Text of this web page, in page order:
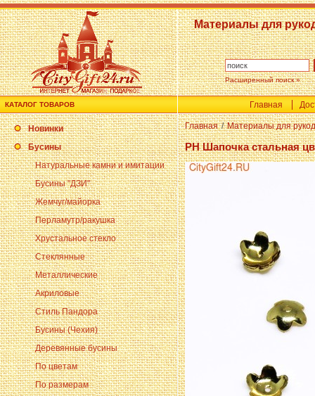
Материалы для
Расширенный поиск »
КАТАЛОГ ТОВАРОВ Главная
Новинки
Бусины
Натуральные камни и имитации
Бусины "ДЗИ"
Жемчуг/майорка
Перламутр/ракушка
Хрустальное стекло
Стеклянные
Металлические
Акриловые
Стиль Пандора
Бусины (Чехия)
Деревянные бусины
По цветам
По размерам
Главная / Материалы для
PH Шапочка стальная